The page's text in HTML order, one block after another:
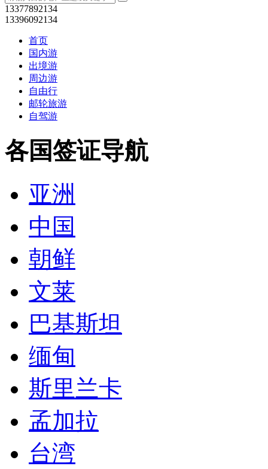
13377892134
13396092134
首页
国内游
出境游
周边游
自由行
邮轮旅游
自驾游
各国签证导航
亚洲
中国
朝鲜
文莱
巴基斯坦
缅甸
斯里兰卡
孟加拉
台湾